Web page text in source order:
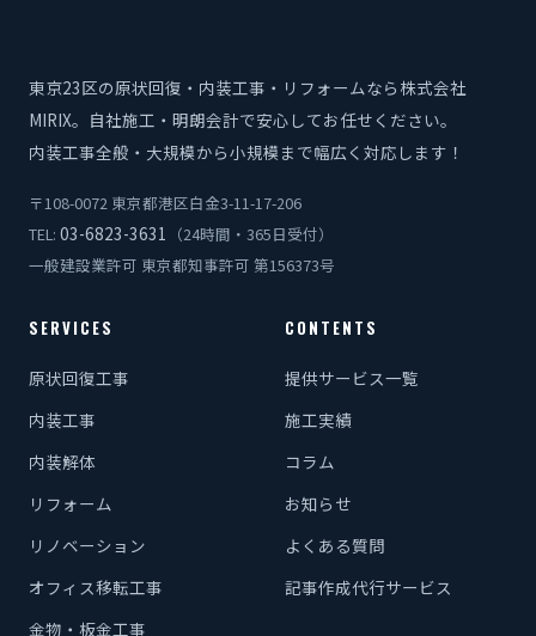
東京23区の原状回復・内装工事・リフォームなら株式会社
MIRIX。自社施工・明朗会計で安心してお任せください。
内装工事全般・大規模から小規模まで幅広く対応します！
〒108-0072 東京都港区白金3-11-17-206
TEL: 03-6823-3631
（24時間・365日受付）
一般建設業許可 東京都知事許可 第156373号
SERVICES
原状回復工事
内装工事
内装解体
リフォーム
リノベーション
オフィス移転工事
金物・板金工事
CONTENTS
提供サービス一覧
施工実績
コラム
お知らせ
よくある質問
記事作成代行サービス